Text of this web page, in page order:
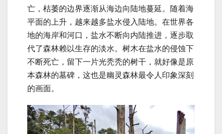
亡，枯萎的边界逐渐从海边向陆地蔓延。随着海
平面的上升，越来越多盐水侵入陆地。在世界各
地的海岸和河口，盐水不断向内陆推进，逐步取
代了森林赖以生存的淡水。树木在盐水的侵蚀下
不断死亡，留下一片光秃秃的树干，就好像是原
本森林的墓碑，这也是幽灵森林最令人印象深刻
的画面。